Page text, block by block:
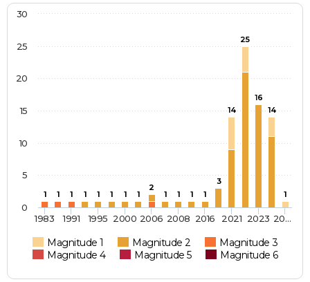
1 1 1 1 1 1 1 1
2
1 1 1 1
3
14
25
16
14
1
Magnitude 1 Magnitude 2
Magnitude 3
Magnitude 4
Magnitude 5 Magnitude 6
1983 1991 1995 2000 2006 2008 2016 2021 2023 20…
0
5
10
15
20
25
30